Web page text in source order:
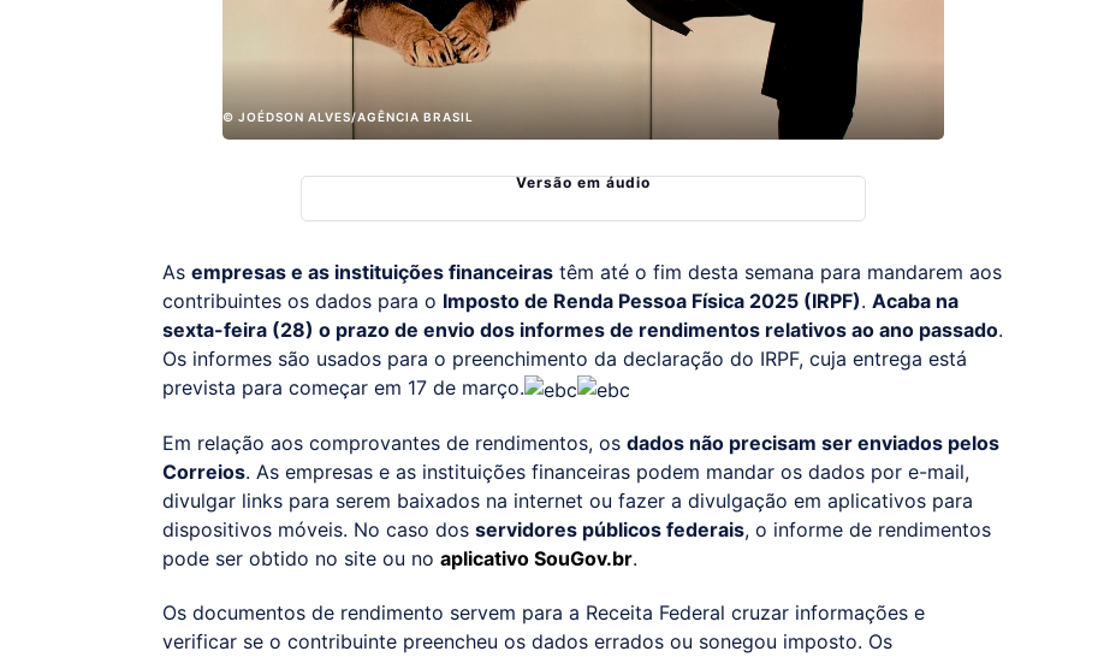
© JOÉDSON ALVES/AGÊNCIA BRASIL
Versão em áudio
As empresas e as instituições financeirastêm até o fim desta semana para mandarem aos
contribuintes os dados para o Imposto de Renda Pessoa Física 2025 (IRPF). Acaba na
sexta-feira (28) o prazo de envio dos informes de rendimentos relativos ao ano passado.
Os informes são usados para o preenchimento da declaração do IRPF, cuja entrega está
prevista para começar em 17 de março.
Em relação aos comprovantes de rendimentos, os dados não precisam ser enviados pelos
Correios. As empresas e as instituições financeiras podem mandar os dados por e-mail,
divulgar links para serem baixados na internet ou fazer a divulgação em aplicativos para
dispositivos móveis. No caso dos servidores públicos federais, o informe de rendimentos
pode ser obtido no site ou no aplicativo SouGov.br.
Os documentos de rendimento servem para a Receita Federal cruzar informações e
verificar se o contribuinte preencheu os dados errados ou sonegou imposto. Os